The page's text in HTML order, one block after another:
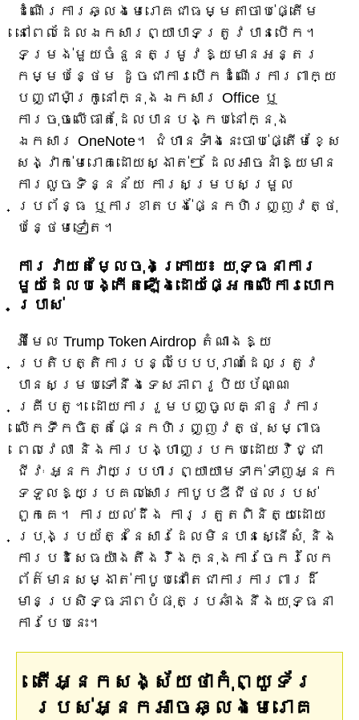
ដំណើរការឆ្លងមេរោគជាធម្មតាចាប់ផ្តើម
នៅពេលដែលឯកសារព្យាបាទត្រូវបានបើក។
ទម្រង់មួយចំនួនតម្រូវឱ្យមានអន្តរ
កម្មបន្ថែម ដូចជាការបើកដំណើរការពាក្យ
បញ្ជាម៉ាក្រូនៅក្នុងឯកសារ Office ឬ
ការចុចលើធាតុដែលបានបង្កប់នៅក្នុង
ឯកសារ OneNote។ ជំហានទាំងនេះចាប់ផ្តើមខ្សែ
សង្វាក់មេរោគដោយស្ងាត់ៗ ដែលអាចនាំឱ្យមាន
ការលួចទិន្នន័យ ការសម្របសម្រួល
ប្រព័ន្ធ ឬការខាតបង់ផ្នែកហិរញ្ញវត្ថុ
បន្ថែមទៀត។
ការវាយតម្លៃចុងក្រោយ៖ យុទ្ធនាការ
មួយដែលបង្កើតឡើងដោយផ្អែកលើការបោក
ប្រាស់
អ៊ីមែល Trump Token Airdrop តំណាងឱ្យ
ប្រតិបត្តិការបន្លំបែបបុរាណដែលត្រូវ
បានសម្របទៅនឹងទេសភាពរូបិយប័ណ្ណ
គ្រីបតូ។ ដោយការរួមបញ្ចូលគ្នានូវការ
លើកទឹកចិត្តផ្នែកហិរញ្ញវត្ថុ សម្ពាធ
ពេលវេលា និងការបង្ហាញប្រកបដោយវិជ្ជា
ជីវៈ អ្នកវាយប្រហារព្យាយាមទាក់ទាញអ្នក
ទទួលឱ្យប្រគល់សោរកាបូបឌីជីថលរបស់
ពួកគេ។ ការយល់ដឹង ការត្រួតពិនិត្យដោយ
ប្រុងប្រយ័ត្ននៃសារដែលមិនបានស្នើសុំ និង
ការបដិសេធយ៉ាងតឹងរ៉ឹងក្នុងការចែករំលែក
ព័ត៌មានសម្ងាត់កាបូបនៅតែជាការការពារដ៏
មានប្រសិទ្ធភាពបំផុតប្រឆាំងនឹងយុទ្ធនា
ការបែបនេះ។
តើអ្នកសង្ស័យថាកុំព្យូទ័រ
របស់អ្នកអាចឆ្លងមេរោគ